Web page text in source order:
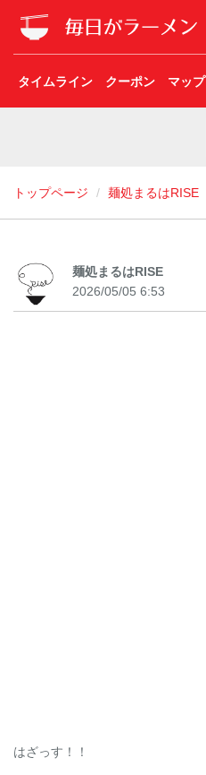
タイムライン クーポン マップ
トップページ 麺処まるはRISE
麺処まるはRISE
2026/05/05 6:53
はざっす！！